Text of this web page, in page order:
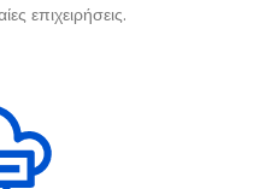
επιχειρήσεις.